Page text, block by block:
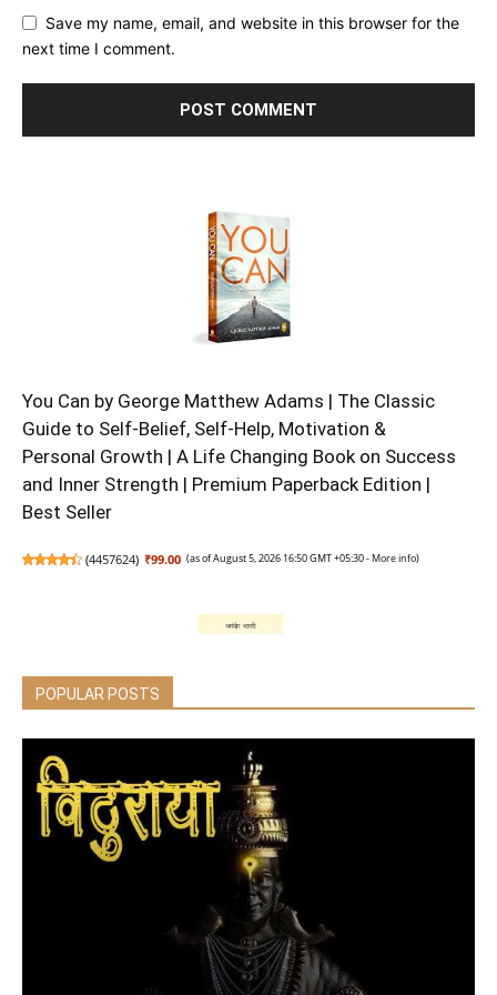
Save my name, email, and website in this browser for the
next time I comment.
You Can by George Matthew Adams | The Classic
Guide to Self-Belief, Self-Help, Motivation &
Personal Growth | A Life Changing Book on Success
and Inner Strength | Premium Paperback Edition |
Best Seller
(4457624) ₹99.00 (as of August 5, 2026 16:50 GMT +05:30 -More info)
Gunahon Ka Devta
4552803 (as of August 5, 2026 16:50 GMT +05:30 -
POPULAR POSTS